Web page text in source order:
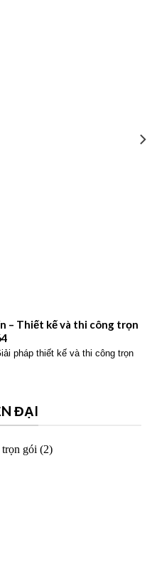
– Thiết kế và thi công trọn
pháp thiết kế và thi công trọn
ĐẠI